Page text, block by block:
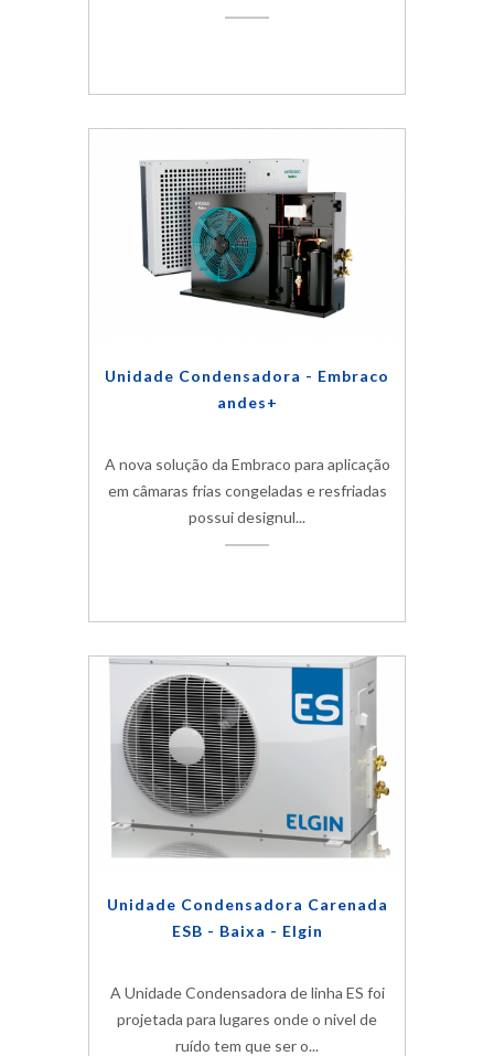
Unidade Condensadora - Embraco
andes+
A nova solução da Embraco para aplicação
em câmaras frias congeladas e resfriadas
possui designul...
Unidade Condensadora Carenada
ESB - Baixa - Elgin
A Unidade Condensadora de linha ES foi
projetada para lugares onde o nivel de
ruído tem que ser o...